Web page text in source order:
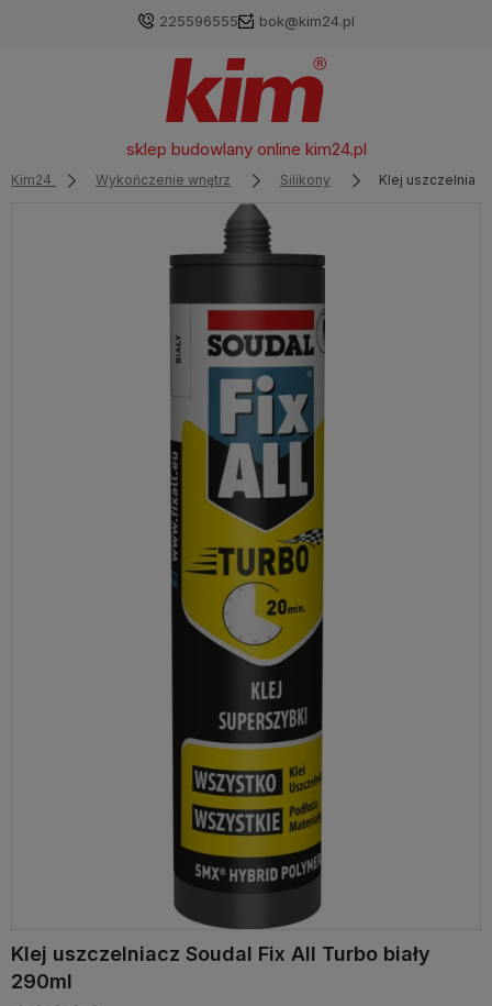
225596555 bok@kim24.pl
sklep budowlany online kim24.pl
Kim24 Wykończenie wnętrz Silikony Klej
Klej uszczelniacz Soudal Fix All Turbo biały
290ml